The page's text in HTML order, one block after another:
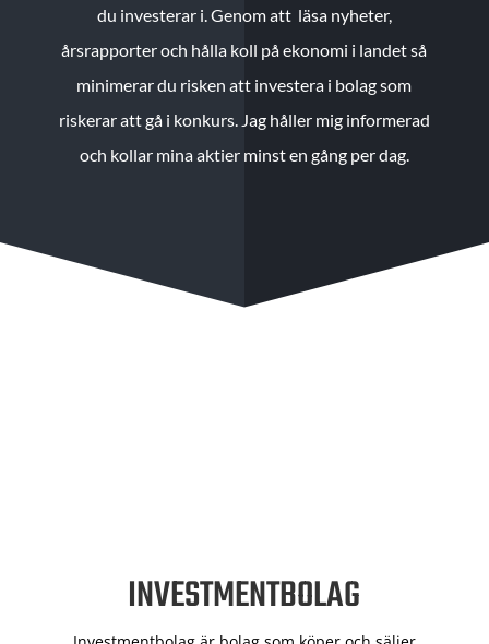
du investerar i. Genom att läsa nyheter,
årsrapporter och hålla koll på ekonomi i landet så
minimerar du risken att investera i bolag som
riskerar att gå i konkurs. Jag håller mig informerad
och kollar mina aktier minst en gång per dag.
INVESTMENTBOLAG